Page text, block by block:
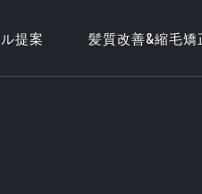
提案 髪質改善&縮毛矯